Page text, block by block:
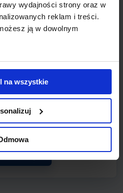
wydajności strony oraz w
reklam i treści.
ją w dowolnym
na wszystkie
karta
LOTNICZA
Berlin